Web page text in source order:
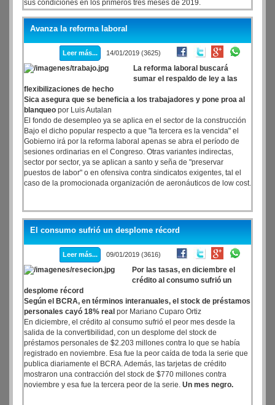
sus condiciones en los primeros tres meses de 2019.
Avanza la reforma laboral
Leer más... 14/01/2019 (3625)
La reforma laboral buscará
sumar el respaldo de ley a las
flexibilizaciones de hecho
Sica asegura que se beneficia a los trabajadores y pone proa al
blanqueo por Luis Autalan
El fondo de desempleo ya se aplica en el sector de la construcción
Bajo el dicho popular respecto a que "la tercera es la vencida" el
Gobierno irá por la reforma laboral apenas se abra el período de
sesiones ordinarias en el Congreso. Otras variantes indirectas,
sector por sector, ya se aplican a santo y seña de "preservar
puestos de labor" o en ofensiva contra sindicatos exigentes, tal el
caso de la promocionada organización de aeronáuticos de low cost.
El consumo sufrió un desplome récord
Leer más... 09/01/2019 (3616)
Por las tasas, en diciembre el
crédito al consumo sufrió un
desplome récord
Según el BCRA, en términos interanuales, el stock de préstamos
personales cayó 18% real por Mariano Cuparo Ortiz
En diciembre, el crédito al consumo sufrió el peor mes desde la
salida de la convertibilidad, con un desplome del stock de
préstamos personales de $2.203 millones contra lo que se había
registrado en noviembre. Esa fue la peor caída de toda la serie que
publica diariamente el BCRA. Además, las tarjetas de crédito
mostraron una contracción del stock de $770 millones contra
noviembre y esa fue la tercera peor de la serie. Un mes negro.